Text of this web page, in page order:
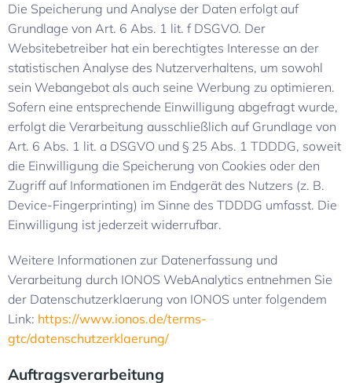
Die Speicherung und Analyse der Daten erfolgt auf
Grundlage von Art. 6 Abs. 1 lit. f DSGVO. Der
Websitebetreiber hat ein berechtigtes Interesse an der
statistischen Analyse des Nutzerverhaltens, um sowohl
sein Webangebot als auch seine Werbung zu optimieren.
Sofern eine entsprechende Einwilligung abgefragt wurde,
erfolgt die Verarbeitung ausschließlich auf Grundlage von
Art. 6 Abs. 1 lit. a DSGVO und § 25 Abs. 1 TDDDG, soweit
die Einwilligung die Speicherung von Cookies oder den
Zugriff auf Informationen im Endgerät des Nutzers (z. B.
Device-Fingerprinting) im Sinne des TDDDG umfasst. Die
Einwilligung ist jederzeit widerrufbar.
Weitere Informationen zur Datenerfassung und
Verarbeitung durch IONOS WebAnalytics entnehmen Sie
der Datenschutzerklaerung von IONOS unter folgendem
Link: https://www.ionos.de/terms-
gtc/datenschutzerklaerung/
Auftragsverarbeitung